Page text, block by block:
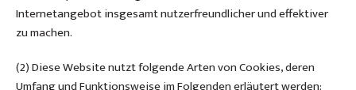
Internetangebot insgesamt nutzerfreundlicher und effektiver
zu machen.
(2) Diese Website nutzt folgende Arten von Cookies, deren